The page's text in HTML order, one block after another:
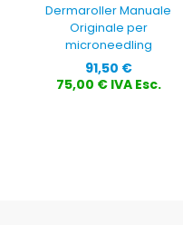
Dermaroller Manuale
Originale per
microneedling
Prezzo
91,50 €
75,00 € IVA Esc.